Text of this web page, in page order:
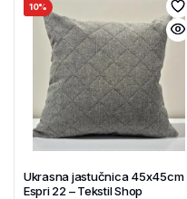
10%
Ukrasna jastučnica 45x45cm
Espri 22 – Tekstil Shop